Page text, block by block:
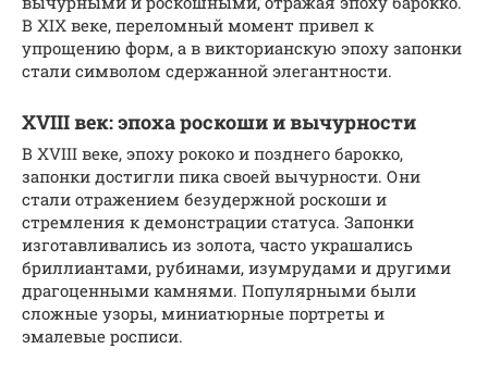
В XIX веке, переломный момент привел к
упрощению форм, а в викторианскую эпоху запонки
стали символом сдержанной элегантности.
XVIII век: эпоха роскоши и вычурности
В XVIII веке, эпоху рококо и позднего барокко,
запонки достигли пика своей вычурности. Они
стали отражением безудержной роскоши и
стремления к демонстрации статуса. Запонки
изготавливались из золота, часто украшались
бриллиантами, рубинами, изумрудами и другими
драгоценными камнями. Популярными были
сложные узоры, миниатюрные портреты и
эмалевые росписи.